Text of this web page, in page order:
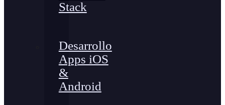
Stack
Desarrollo
Apps iOS
&
Android